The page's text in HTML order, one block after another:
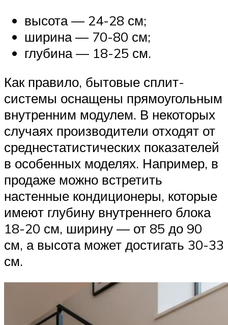
высота — 24-28 см;
ширина — 70-80 см;
глубина — 18-25 см.
Как правило, бытовые сплит-
системы оснащены прямоугольным
внутренним модулем. В некоторых
случаях производители отходят от
среднестатистических показателей
в особенных моделях. Например, в
продаже можно встретить
настенные кондиционеры, которые
имеют глубину внутреннего блока
18-20 см, ширину — от 85 до 90
см, а высота может достигать 30-33
см.